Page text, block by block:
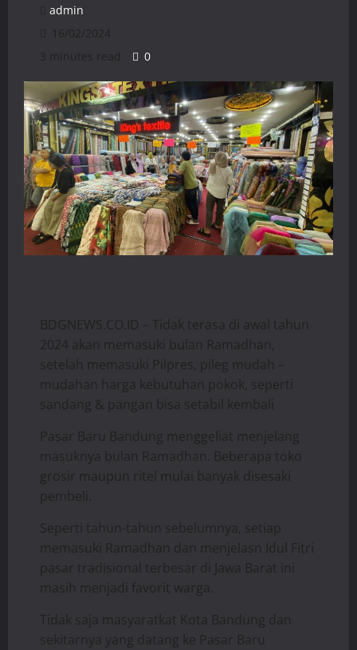
admin
16/02/2024
3 minutes read
0
BDGNEWS.CO.ID – Tidak terasa di awal tahun
2024 akan memasuki bulan Ramadhan,
setelah memasuki Pilpres, pileg mudah –
mudahan harga kebutuhan pokok, seperti
sandang & pangan bisa setabil kembali
Pasar Baru Bandung menggeliat menjelang
masuknya bulan Ramadhan. Beberapa toko
grosir maupun ritel mulai banyak disesaki
pembeli.
Seperti tahun-tahun sebelumnya, setiap
memasuki Ramadhan dan menjelasn Idul Fitri
pasar tradisional terbesar di Jawa Barat ini
masih menjadi favorit warga.
Tidak saja masyaratkat Kota Bandung dan
sekitarnya yang datang ke Pasar Baru